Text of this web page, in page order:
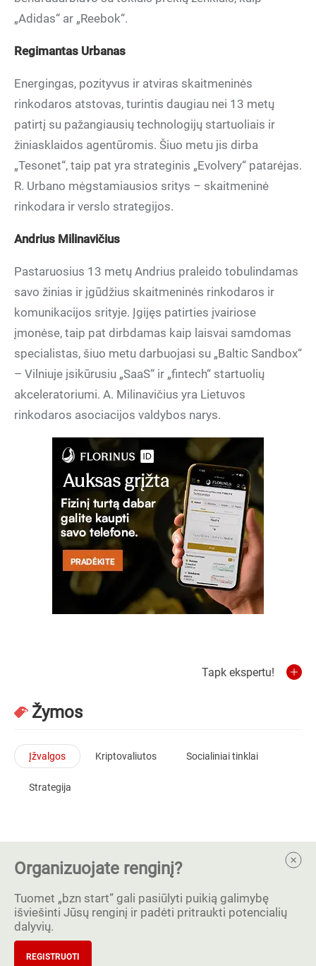
„Adidas“ ar „Reebok“.
Regimantas Urbanas
Energingas, pozityvus ir atviras skaitmeninės
rinkodaros atstovas, turintis daugiau nei 13 metų
patirtį su pažangiausių technologijų startuoliais ir
žiniasklaidos agentūromis. Šiuo metu jis dirba
„Tesonet“, taip pat yra strateginis „Evolvery“ patarėjas.
R. Urbano mėgstamiausios sritys – skaitmeninė
rinkodara ir verslo strategijos.
Andrius Milinavičius
Pastaruosius 13 metų Andrius praleido tobulindamas
savo žinias ir įgūdžius skaitmeninės rinkodaros ir
komunikacijos srityje. Įgijęs patirties įvairiose
įmonėse, taip pat dirbdamas kaip laisvai samdomas
specialistas, šiuo metu darbuojasi su „Baltic Sandbox“
– Vilniuje įsikūrusiu „SaaS“ ir „fintech“ startuolių
akceleratoriumi. A. Milinavičius yra Lietuvos
rinkodaros asociacijos valdybos narys.
Tapk ekspertu!
Žymos
Įžvalgos Kriptovaliutos Socialiniai tinklai
Strategija
Organizuojate renginį?
Tuomet „bzn start” gali pasiūlyti puikią galimybę
išviešinti Jūsų renginį ir padėti pritraukti potencialių
dalyvių.
REGISTRUOTI